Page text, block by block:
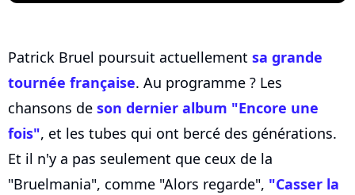
Patrick Bruel poursuit actuellement sa grande
tournée française. Au programme ? Les
chansons de son dernier album "Encore une
fois", et les tubes qui ont bercé des générations.
Et il n'y a pas seulement que ceux de la
"Bruelmania", comme "Alors regarde", "Casser la